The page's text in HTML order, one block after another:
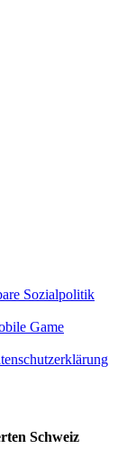
Sozialpolitik
Game
Schweiz